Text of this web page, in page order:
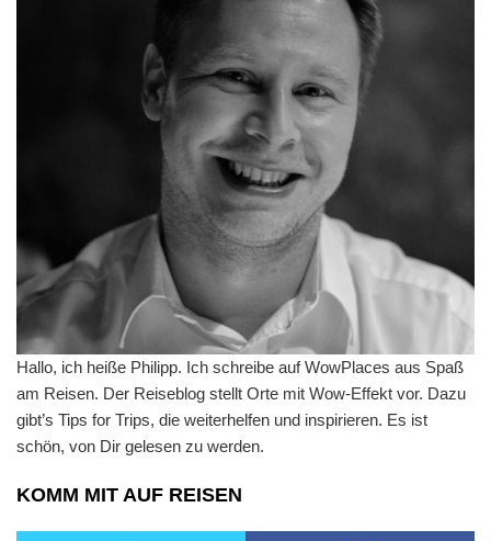
Hallo, ich heiße Philipp. Ich schreibe auf WowPlaces aus Spaß
am Reisen. Der Reiseblog stellt Orte mit Wow-Effekt vor. Dazu
gibt’s Tips for Trips, die weiterhelfen und inspirieren. Es ist
schön, von Dir gelesen zu werden.
KOMM MIT AUF REISEN